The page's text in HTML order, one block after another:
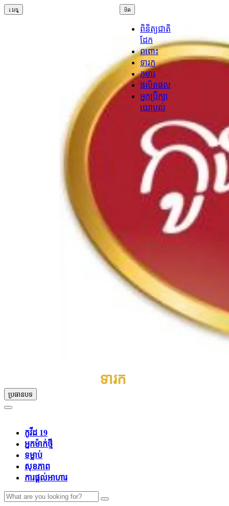
เมนู ปิด
ពិនិត្យជាតិ
ដែក
ពពោះ
ទារក
កុមារ
ផលិតផល
អ្នកប្រឹក្សា
យោបល់
ទារក
ប្រធានបទ
កូវីដ 19
អ្នកម៉ាក់ថ្មី
ទម្លាប់
សុខភាព
ការផ្តល់អាហារ